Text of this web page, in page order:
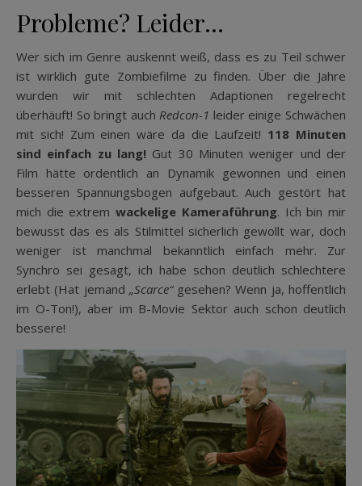
Probleme? Leider…
Wer sich im Genre auskennt weiß, dass es zu Teil schwer
ist wirklich gute Zombiefilme zu finden. Über die Jahre
wurden wir mit schlechten Adaptionen regelrecht
überhäuft! So bringt auch Redcon-1 leider einige Schwächen
mit sich! Zum einen wäre da die Laufzeit! 118 Minuten
sind einfach zu lang! Gut 30 Minuten weniger und der
Film hätte ordentlich an Dynamik gewonnen und einen
besseren Spannungsbogen aufgebaut. Auch gestört hat
mich die extrem wackelige Kameraführung. Ich bin mir
bewusst das es als Stilmittel sicherlich gewollt war, doch
weniger ist manchmal bekanntlich einfach mehr. Zur
Synchro sei gesagt, ich habe schon deutlich schlechtere
erlebt (Hat jemand „Scarce“gesehen? Wenn ja, hoffentlich
im O-Ton!), aber im B-Movie Sektor auch schon deutlich
bessere!